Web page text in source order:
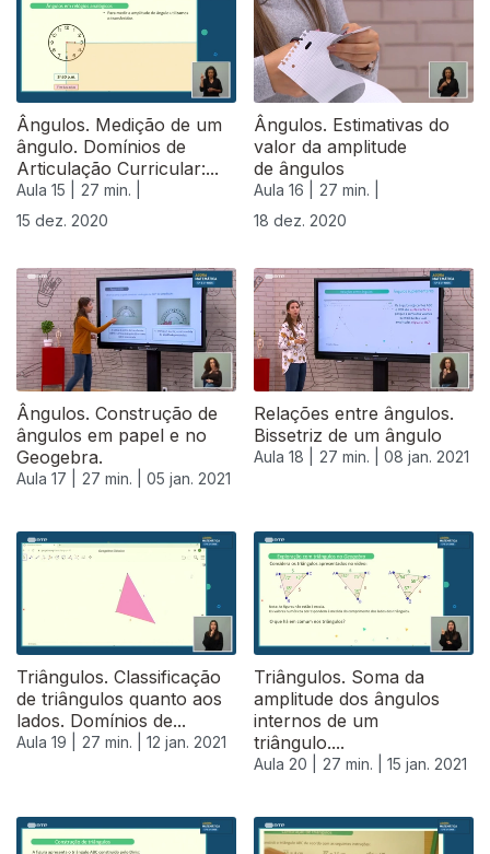
Ângulos. Medição de um
ângulo. Domínios de
Articulação Curricular:...
Aula 15 |
27 min. |
15 dez. 2020
Ângulos. Estimativas do
valor da amplitude
de ângulos
Aula 16 |
27 min. |
18 dez. 2020
Ângulos. Construção de
ângulos em papel e no
Geogebra.
Aula 17 | 27 min. | 05 jan. 2021
Relações entre ângulos.
Bissetriz de um ângulo
Aula 18 | 27 min. | 08 jan. 2021
Triângulos. Classificação
de triângulos quanto aos
lados. Domínios de...
Aula 19 | 27 min. | 12 jan. 2021
Triângulos. Soma da
amplitude dos ângulos
internos de um
triângulo....
Aula 20 | 27 min. | 15 jan. 2021